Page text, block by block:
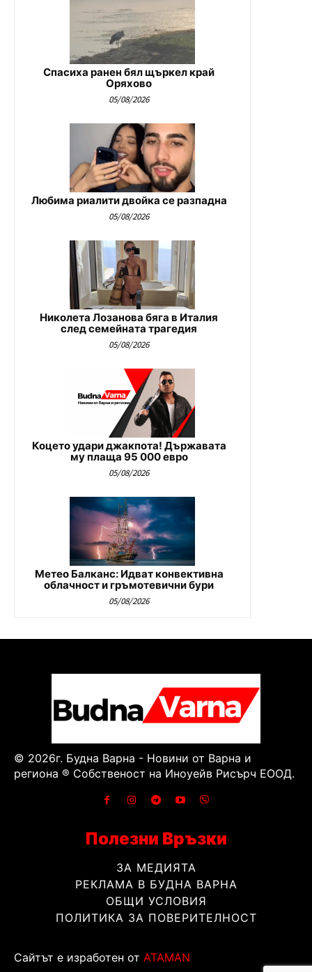
Спасиха ранен бял щъркел край
Оряхово
05/08/2026
Любима риалити двойка се разпадна
05/08/2026
Николета Лозанова бяга в Италия
след семейната трагедия
05/08/2026
Коцето удари джакпота! Държавата
му плаща 95 000 евро
05/08/2026
Метео Балканс: Идват конвективна
облачност и гръмотевични бури
05/08/2026
© 2026г. Будна Варна - Новини от Варна и
региона ® Собственост на Иноуейв Рисърч ЕООД.
Полезни Връзки
ЗА МЕДИЯТА
РЕКЛАМА В БУДНА ВАРНА
ОБЩИ УСЛОВИЯ
ПОЛИТИКА ЗА ПОВЕРИТЕЛНОСТ
Сайтът е изработен от ATAMAN